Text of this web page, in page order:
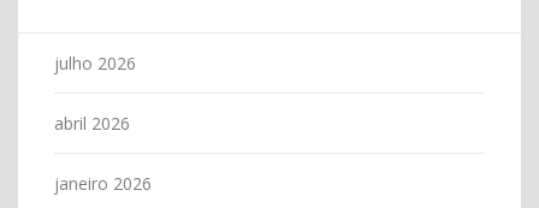
julho 2026
abril 2026
janeiro 2026